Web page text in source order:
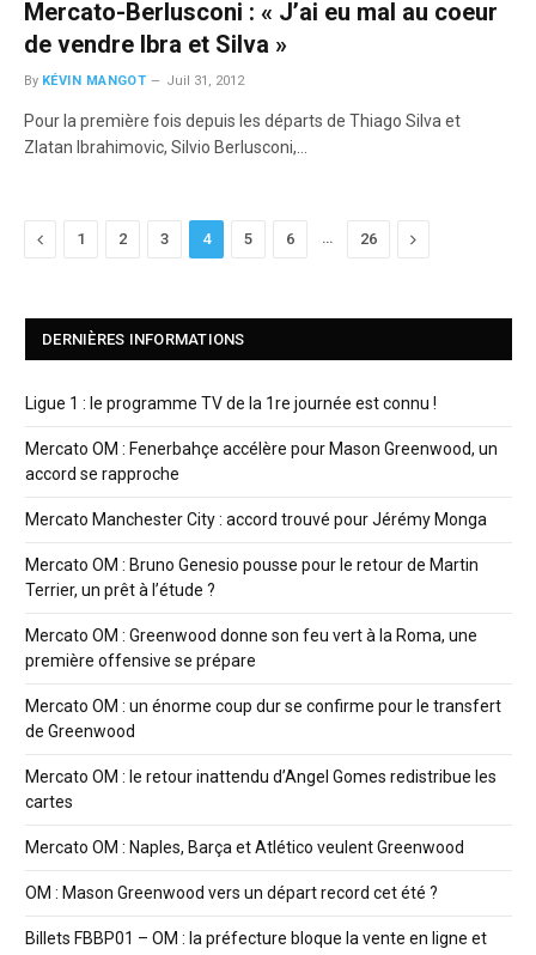
Mercato-Berlusconi : « J’ai eu mal au coeur
de vendre Ibra et Silva »
By KÉVIN MANGOT Juil 31, 2012
Pour la première fois depuis les départs de Thiago Silva et
Zlatan Ibrahimovic, Silvio Berlusconi,…
Previous
1 2 3 4 5 6 … 26 Next
DERNIÈRES INFORMATIONS
Ligue 1 : le programme TV de la 1re journée est connu !
Mercato OM : Fenerbahçe accélère pour Mason Greenwood, un
accord se rapproche
Mercato Manchester City : accord trouvé pour Jérémy Monga
Mercato OM : Bruno Genesio pousse pour le retour de Martin
Terrier, un prêt à l’étude ?
Mercato OM : Greenwood donne son feu vert à la Roma, une
première offensive se prépare
Mercato OM : un énorme coup dur se confirme pour le transfert
de Greenwood
Mercato OM : le retour inattendu d’Angel Gomes redistribue les
cartes
Mercato OM : Naples, Barça et Atlético veulent Greenwood
OM : Mason Greenwood vers un départ record cet été ?
Billets FBBP01 – OM : la préfecture bloque la vente en ligne et